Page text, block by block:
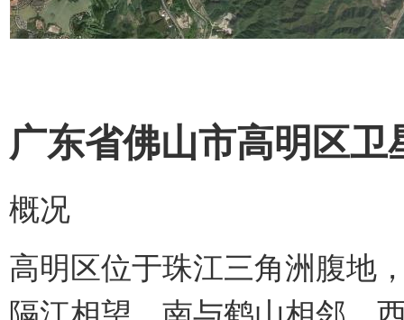
广东省佛山市高明区卫
概况
高明区位于珠江三角洲腹地